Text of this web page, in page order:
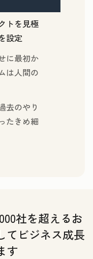
トを見極
設定
に最初か
は人間の
去のやり
たきめ細
社を超えるお
てビジネス成長
す